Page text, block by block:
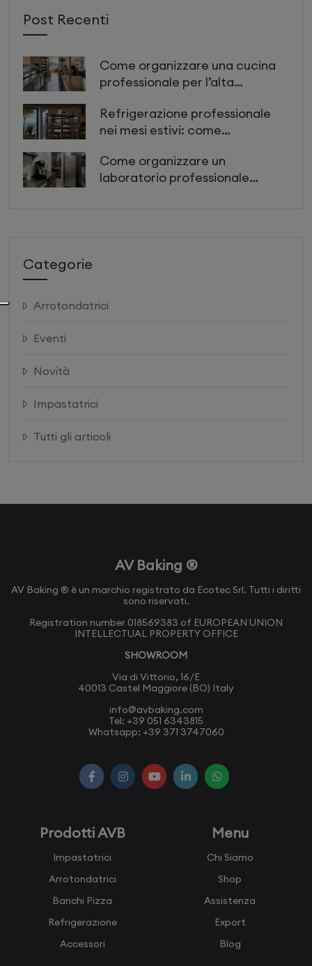
Post Recenti
Come organizzare una cucina
professionale per l’alta
per lavorare più velocemente
Refrigerazione professionale
nei mesi estivi: come
preparazioni e produttività
Come organizzare un
laboratorio professionale
Categorie
Arrotondatrici
Eventi
Novità
Impastatrici
Tutti gli articoli
AV Baking ®
AV Baking ® è un marchio registrato da Ecotec Srl. Tutti i diritti
sono riservati.
Registration number 018569383 of EUROPEAN UNION
INTELLECTUAL PROPERTY OFFICE
SHOWROOM
Via di Vittorio, 16/E
40013 Castel Maggiore (BO) Italy
info@avbaking.com
Tel: +39 051 6343815
Whatsapp: +39 371 3747060
Prodotti AVB
Impastatrici
Arrotondatrici
Banchi Pizza
Refrigerazione
Accessori
Menu
Chi Siamo
Shop
Assistenza
Export
Blog